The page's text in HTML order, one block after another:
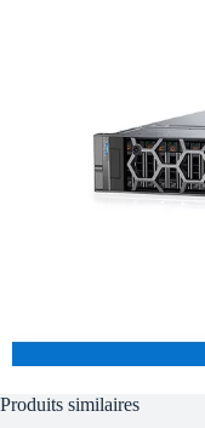
Produits similaires